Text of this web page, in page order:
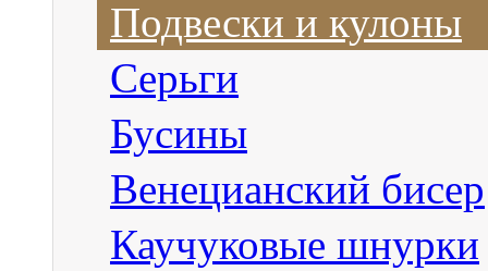
Подвески и кулоны
Серьги
Бусины
Венецианский бисер
Каучуковые шнурки